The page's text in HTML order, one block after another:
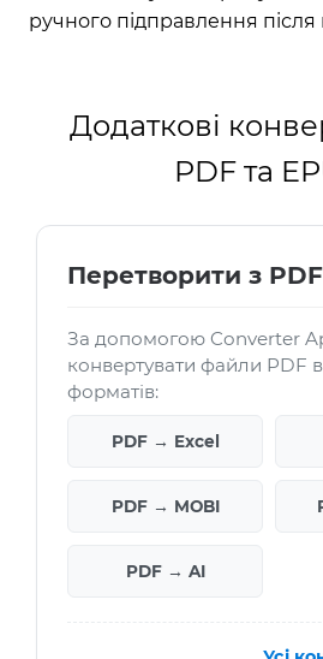
ручного підправлення після
Додаткові
PDF та
Перетворити з PDF
За допомогою Converter
конвертувати файли PDF
форматів:
PDF → Excel
PDF → MOBI
PDF → AI